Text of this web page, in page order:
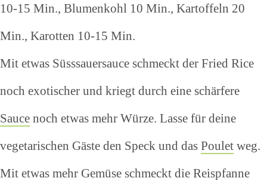
10-15 Min., Blumenkohl 10 Min., Kartoffeln 20
Min., Karotten 10-15 Min.
Mit etwas Süsssauersauce schmeckt der Fried Rice
noch exotischer und kriegt durch eine schärfere
Sauce noch etwas mehr Würze. Lasse für deine
vegetarischen Gäste den Speck und das Poulet weg.
Mit etwas mehr Gemüse schmeckt die Reispfanne